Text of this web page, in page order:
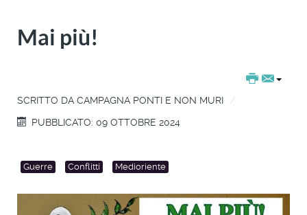
Mai più!
SCRITTO DA CAMPAGNA PONTI E NON MURI
PUBBLICATO: 09 OTTOBRE 2024
Guerre Conflitti Medioriente